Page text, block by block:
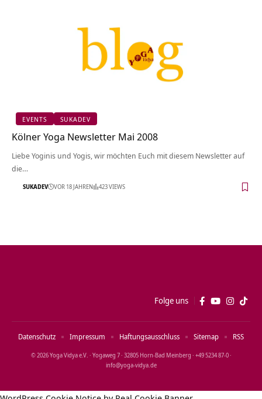
EVENTS SUKADEV
Kölner Yoga Newsletter Mai 2008
Liebe Yoginis und Yogis, wir möchten Euch mit diesem Newsletter auf
die…
SUKADEV VOR 18 JAHREN 423 VIEWS
Folge uns
© 2026 Yoga Vidya e.V. · Yogaweg 7 · 32805 Horn‑Bad Meinberg · +49 5234 87‑0 ·
info@yoga‑vidya.de
Datenschutz Impressum Haftungsausschluss Sitemap RSS